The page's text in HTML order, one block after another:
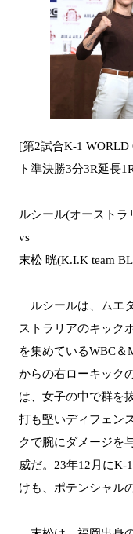
[第2試合K-1 WORLD
ト準決勝3分3R延長
ルシール(オーストラ
vs
末松 晄(K.I.K team
ルシールは、ムエ
ストラリアのキック
を集めているWBC＆
からの右ローキック
は、女子の中で群を
打も堅いディフェン
クで腕にダメージを
威だ。23年12月にK-
けも、ポテンシャル